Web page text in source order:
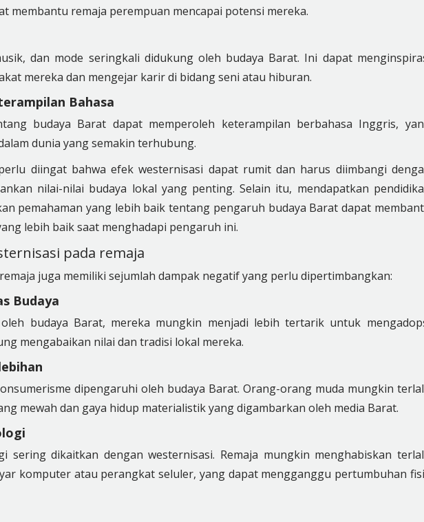
membantu remaja perempuan mencapai potensi mereka.
dan mode seringkali didukung oleh budaya Barat. Ini dapat
mereka dan mengejar karir di bidang seni atau hiburan.
Bahasa
budaya Barat dapat memperoleh keterampilan berbahasa Inggris,
dunia yang semakin terhubung.
diingat bahwa efek westernisasi dapat rumit dan harus diimbangi
nilai-nilai budaya lokal yang penting. Selain itu, mendapatkan
pemahaman yang lebih baik tentang pengaruh budaya Barat dapat
lebih baik saat menghadapi pengaruh ini.
pada remaja
juga memiliki sejumlah dampak negatif yang perlu dipertimbangkan:
Budaya
budaya Barat, mereka mungkin menjadi lebih tertarik untuk
mengabaikan nilai dan tradisi lokal mereka.
dipengaruhi oleh budaya Barat. Orang-orang muda mungkin
mewah dan gaya hidup materialistik yang digambarkan oleh media Barat.
sering dikaitkan dengan westernisasi. Remaja mungkin menghabiskan
komputer atau perangkat seluler, yang dapat mengganggu pertumbuhan